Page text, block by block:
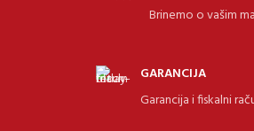
Brinemo o vašim
GARANCIJA
Garancija i fiskalni